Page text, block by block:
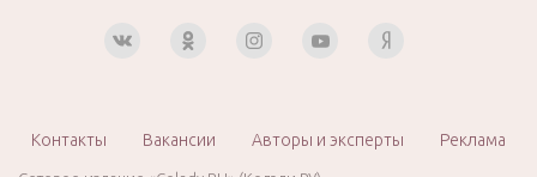
Контакты Вакансии Авторы и эксперты Реклама